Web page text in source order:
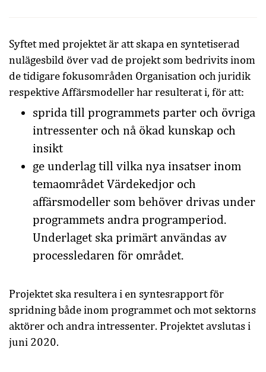
Syftet med projektet är att skapa en syntetiserad
nulägesbild över vad de projekt som bedrivits inom
de tidigare fokusområden Organisation och juridik
respektive Affärsmodeller har resulterat i, för att:
sprida till programmets parter och övriga
intressenter och nå ökad kunskap och
insikt
ge underlag till vilka nya insatser inom
temaområdet Värdekedjor och
affärsmodeller som behöver drivas under
programmets andra programperiod.
Underlaget ska primärt användas av
processledaren för området.
Projektet ska resultera i en syntesrapport för
spridning både inom programmet och mot sektorns
aktörer och andra intressenter. Projektet avslutas i
juni 2020.